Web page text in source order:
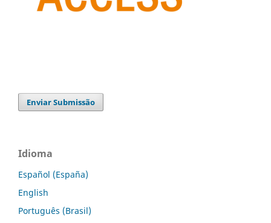
Enviar Submissão
Idioma
Español (España)
English
Português (Brasil)